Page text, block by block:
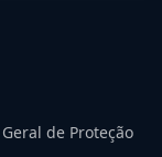
de Proteção